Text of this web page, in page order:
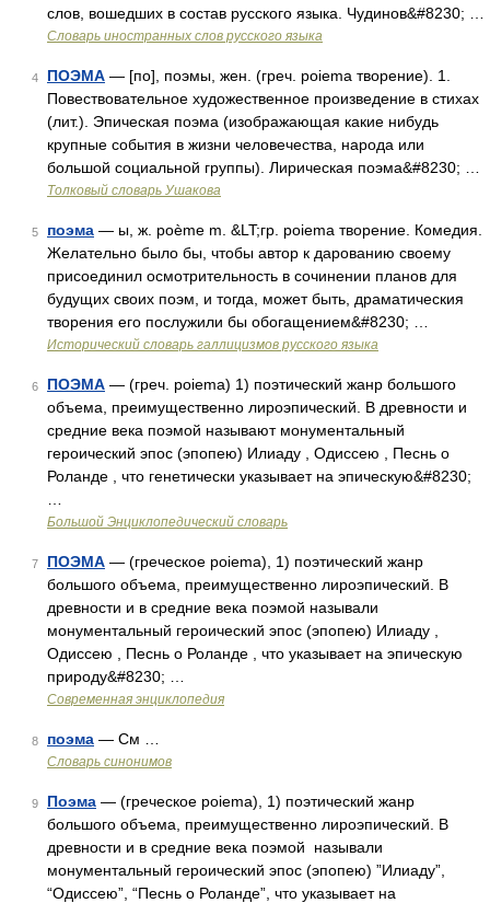
слов, вошедших в состав русского языка. Чудинов&#8230; …
Словарь иностранных слов русского языка
4 ПОЭМА — [по], поэмы, жен. (греч. poiema творение). 1.
Повествовательное художественное произведение в стихах
(лит.). Эпическая поэма (изображающая какие нибудь
крупные события в жизни человечества, народа или
большой социальной группы). Лирическая поэма&#8230; …
Толковый словарь Ушакова
5 поэма — ы, ж. poème m. &LT;гр. poiema творение. Комедия.
Желательно было бы, чтобы автор к дарованию своему
присоединил осмотрительность в сочинении планов для
будущих своих поэм, и тогда, может быть, драматическия
творения его послужили бы обогащением&#8230; …
Исторический словарь галлицизмов русского языка
6 ПОЭМА — (греч. poiema) 1) поэтический жанр большого
объема, преимущественно лироэпический. В древности и
средние века поэмой называют монументальный
героический эпос (эпопею) Илиаду , Одиссею , Песнь о
Роланде , что генетически указывает на эпическую&#8230;
Большой Энциклопедический словарь
7 ПОЭМА — (греческое poiema), 1) поэтический жанр
большого объема, преимущественно лироэпический. В
древности и в средние века поэмой называли
монументальный героический эпос (эпопею) Илиаду ,
Одиссею , Песнь о Роланде , что указывает на эпическую
природу&#8230; …
Современная энциклопедия
8 поэма — См …
Словарь синонимов
9 Поэма — (греческое poiema), 1) поэтический жанр
большого объема, преимущественно лироэпический. В
древности и в средние века поэмой называли
монументальный героический эпос (эпопею) ”Илиаду”,
“Одиссею”, “Песнь о Роланде”, что указывает на